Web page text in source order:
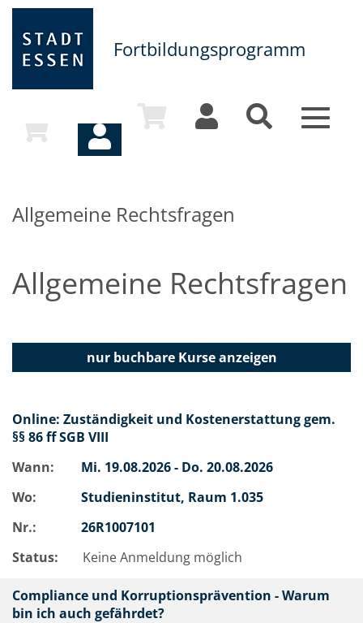
Fortbildungsprogramm
Toggle
Allgemeine Rechtsfragen
Allgemeine Rechtsfragen
nur buchbareKurse anzeigen
Online: Zuständigkeit und Kostenerstattung gem.
§§ 86 ff SGB VIII
Wann:
Mi. 19.08.2026 - Do. 20.08.2026
Wo:
Studieninstitut, Raum 1.035
Nr.:
26R1007101
Status:
Keine Anmeldung möglich
Compliance und Korruptionsprävention - Warum
bin ich auch gefährdet?